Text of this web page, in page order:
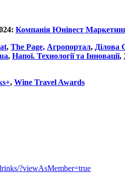
Компанія Юнівест
, The Page, Агропортал, Ділова
, Напої. Технології та Інновації,
, Wine Travel Awards
?viewAsMember=true